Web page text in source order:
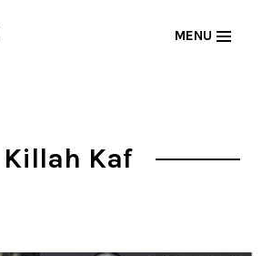
MENU
Killah Kaf